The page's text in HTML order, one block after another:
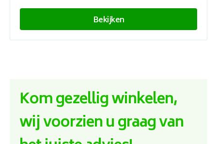
Bekijken
Kom gezellig winkelen,
wij voorzien u graag van